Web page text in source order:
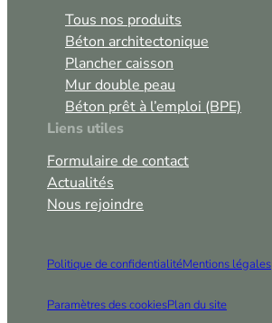
Tous nos produits
Béton architectonique
Plancher caisson
Mur double peau
Béton prêt à l’emploi (BPE)
Liens utiles
Formulaire de contact
Actualités
Nous rejoindre
Politique de confidentialitéMentions légales
Paramètres des cookiesPlan du site